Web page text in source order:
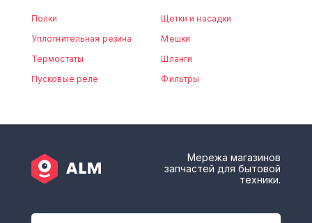
Полки
Уплотнительная резина
Термостаты
Пусковые реле
Щетки и насадки
Мешки
Шланги
Фильтры
Мережа магазинов
запчастей для бытовой
техники.